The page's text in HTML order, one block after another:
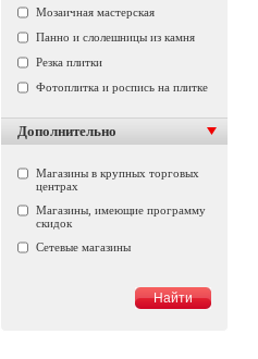
Мозаичная мастерская
Панно и слолешницы из камня
Резка плитки
Фотоплитка и роспись на плитке
Дополнительно
Магазины в крупных торговых
центрах
Магазины, имеющие программу
скидок
Сетевые магазины